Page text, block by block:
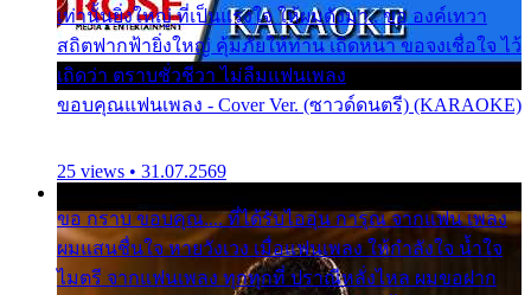
เท่านั้นยิ่งใหญ่ ที่เป็นแรงใจ ให้ผมดังมา.. ขอ องค์เทวา
สถิตฟากฟ้ายิ่งใหญ่ คุ้มภัยให้ท่าน เถิดหนา ขอจงเชื่อใจ ไว้
เถิดว่า ตราบชั่วชีวา ไม่ลืมแฟนเพลง
ขอบคุณแฟนเพลง - Cover Ver. (ซาวด์ดนตรี) (KARAOKE)
25 views • 31.07.2569
ขอ กราบ ขอบคุณ.... ที่ได้รับไออุ่น การุณ จากแฟน เพลง
ผมแสนชื่นใจ หายวังเวง เมื่อแฟนเพลง ให้กำลังใจ น้ำใจ
ไมตรี จากแฟนเพลง ทุกทุกที่ ปราณีหลั่งไหล ผมขอฝาก